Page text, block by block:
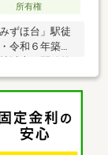
所有権
ずほ台」駅徒
令和６年築・
る）▼設備・
会話が弾む対
クや非常食の
ーラック、ウ
ー付■ご希望
の詳細・ご相